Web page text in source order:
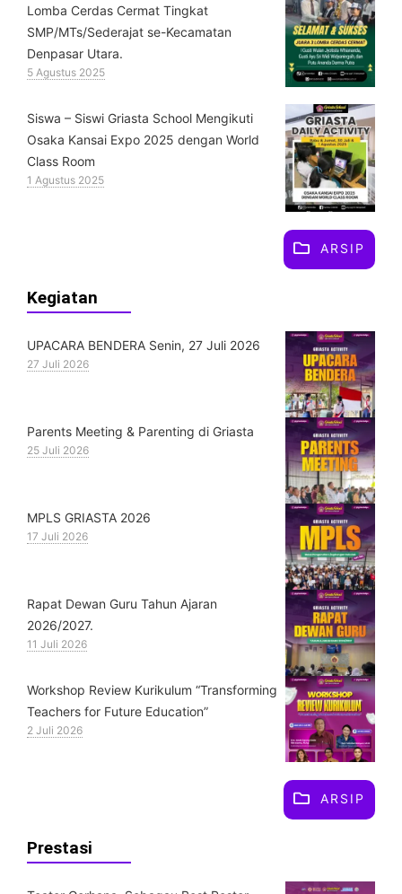
Lomba Cerdas Cermat Tingkat
SMP/MTs/Sederajat se-Kecamatan
Denpasar Utara.
5 Agustus 2025
Siswa – Siswi Griasta School Mengikuti
Osaka Kansai Expo 2025 dengan World
Class Room
1 Agustus 2025
ARSIP
Kegiatan
UPACARA BENDERA Senin, 27 Juli 2026
27 Juli 2026
Parents Meeting & Parenting di Griasta
25 Juli 2026
MPLS GRIASTA 2026
17 Juli 2026
Rapat Dewan Guru Tahun Ajaran
2026/2027.
11 Juli 2026
Workshop Review Kurikulum “Transforming
Teachers for Future Education”
2 Juli 2026
ARSIP
Prestasi